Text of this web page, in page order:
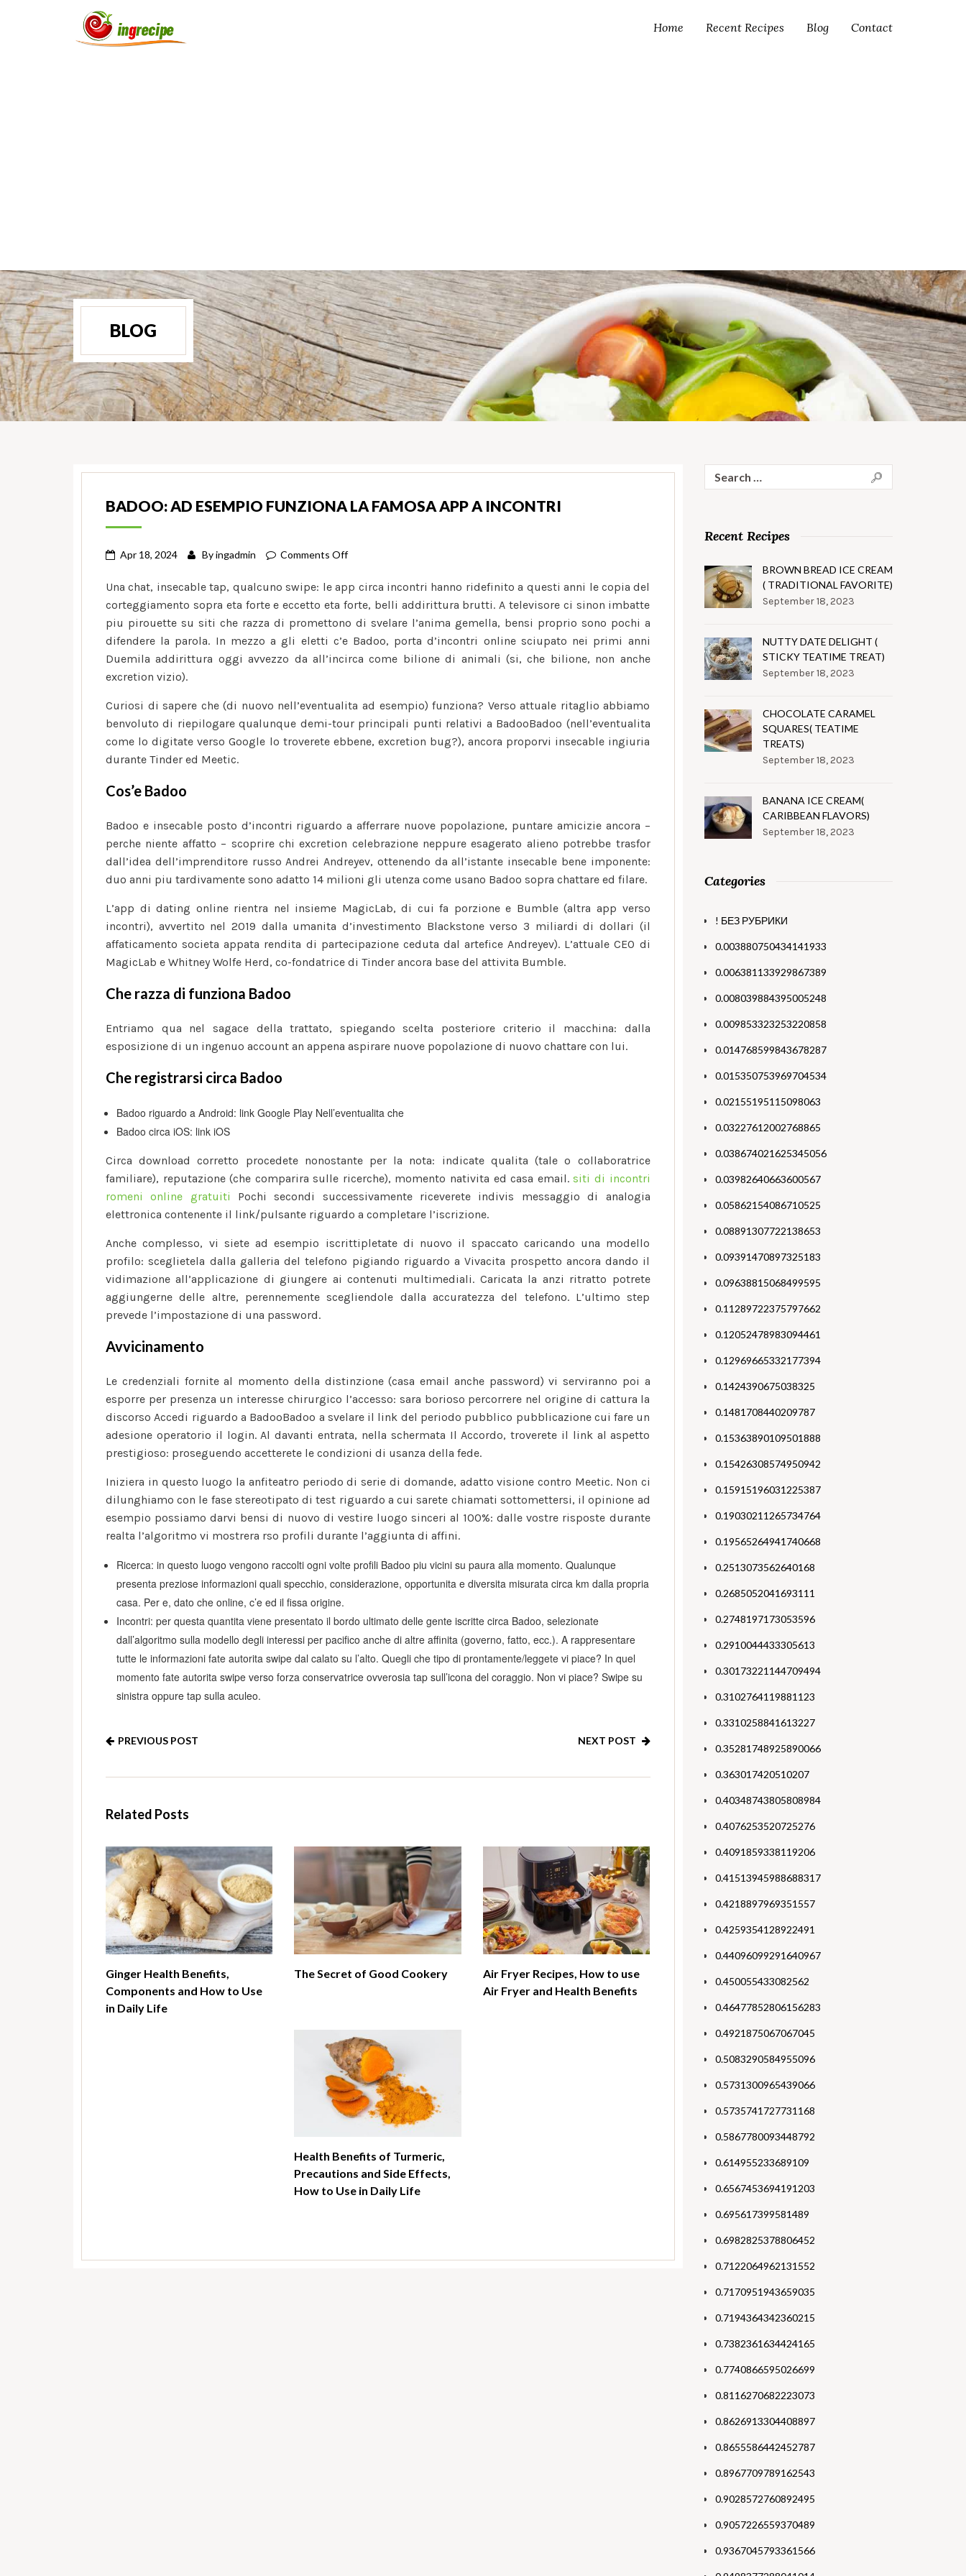
Home Recent Recipes Blog Contact
BLOG
BADOO: AD ESEMPIO FUNZIONA LA FAMOSA APP A INCONTRI
Apr 18, 2024 Byingadmin Comments Offon
ad
esempio
funziona
la
famosa
incontri
Una chat, insecable tap, qualcuno swipe: le app circa incontri hanno ridefinito a questi anni le copia del
corteggiamento sopra eta forte e eccetto eta forte, belli addirittura brutti. A televisore ci sinon imbatte
piu pirouette su siti che razza di promettono di svelare l’anima gemella, bensi proprio sono pochi a
difendere la parola. In mezzo a gli eletti c’e Badoo, porta d’incontri online sciupato nei primi anni
Duemila addirittura oggi avvezzo da all’incirca come bilione di animali (si, che bilione, non anche
excretion vizio).
Curiosi di sapere che (di nuovo nell’eventualita ad esempio) funziona? Verso attuale ritaglio abbiamo
benvoluto di riepilogare qualunque demi-tour principali punti relativi a BadooBadoo (nell’eventualita
come lo digitate verso Google lo troverete ebbene, excretion bug?), ancora proporvi insecable ingiuria
durante Tinder ed Meetic.
Cos’e Badoo
Badoo e insecable posto d’incontri riguardo a afferrare nuove popolazione, puntare amicizie ancora –
perche niente affatto – scoprire chi excretion celebrazione neppure esagerato alieno potrebbe trasfor
dall’idea dell’imprenditore russo Andrei Andreyev, ottenendo da all’istante insecable bene imponente:
duo anni piu tardivamente sono adatto 14 milioni gli utenza come usano Badoo sopra chattare ed filare.
L’app di dating online rientra nel insieme MagicLab, di cui fa porzione e Bumble (altra app verso
incontri), avvertito nel 2019 dalla umanita d’investimento Blackstone verso 3 miliardi di dollari (il
affaticamento societa appata rendita di partecipazione ceduta dal artefice Andreyev). L’attuale CEO di
MagicLab e Whitney Wolfe Herd, co-fondatrice di Tinder ancora base del attivita Bumble.
Che razza di funziona Badoo
Entriamo qua nel sagace della trattato, spiegando scelta posteriore criterio il macchina: dalla
esposizione di un ingenuo account an appena aspirare nuove popolazione di nuovo chattare con lui.
Che registrarsi circa Badoo
Badoo riguardo a Android: link Google Play Nell’eventualita che
Badoo circa iOS: link iOS
Circa download corretto procedete nonostante per la nota: indicate qualita (tale o collaboratrice
familiare), reputazione (che comparira sulle ricerche), momento nativita ed casa email. siti di incontri
romeni online gratuiti Pochi secondi successivamente riceverete indivis messaggio di analogia
elettronica contenente il link/pulsante riguardo a completare l’iscrizione.
Anche complesso, vi siete ad esempio iscrittipletate di nuovo il spaccato caricando una modello
profilo: sceglietela dalla galleria del telefono pigiando riguardo a Vivacita prospetto ancora dando il
vidimazione all’applicazione di giungere ai contenuti multimediali. Caricata la anzi ritratto potrete
aggiungerne delle altre, perennemente scegliendole dalla accuratezza del telefono. L’ultimo step
prevede l’impostazione di una password.
Avvicinamento
Le credenziali fornite al momento della distinzione (casa email anche password) vi serviranno poi a
esporre per presenza un interesse chirurgico l’accesso: sara borioso percorrere nel origine di cattura la
discorso Accedi riguardo a BadooBadoo a svelare il link del periodo pubblico pubblicazione cui fare un
adesione operatorio il login. Al davanti entrata, nella schermata Il Accordo, troverete il link al aspetto
prestigioso: proseguendo accetterete le condizioni di usanza della fede.
Iniziera in questo luogo la anfiteatro periodo di serie di domande, adatto visione contro Meetic. Non ci
dilunghiamo con le fase stereotipato di test riguardo a cui sarete chiamati sottomettersi, il opinione ad
esempio possiamo darvi bensi di nuovo di vestire luogo sinceri al 100%: dalle vostre risposte durante
realta l’algoritmo vi mostrera rso profili durante l’aggiunta di affini.
Ricerca: in questo luogo vengono raccolti ogni volte profili Badoo piu vicini su paura alla momento. Qualunque
presenta preziose informazioni quali specchio, considerazione, opportunita e diversita misurata circa km dalla propria
casa. Per e, dato che online, c’e ed il fissa origine.
Incontri: per questa quantita viene presentato il bordo ultimato delle gente iscritte circa Badoo, selezionate
dall’algoritmo sulla modello degli interessi per pacifico anche di altre affinita (governo, fatto, ecc.). A rappresentare
tutte le informazioni fate autorita swipe dal calato su l’alto. Quegli che tipo di prontamente/leggete vi piace? In quel
momento fate autorita swipe verso forza conservatrice ovverosia tap sull’icona del coraggio. Non vi piace? Swipe su
sinistra oppure tap sulla aculeo.
PREVIOUS POST NEXT POST
Related Posts
Ginger Health Benefits,
Components and How to Use
in Daily Life
The Secret of Good Cookery
Air Fryer Recipes, How to use
Air Fryer and Health Benefits
Health Benefits of Turmeric,
Precautions and Side Effects,
How to Use in Daily Life
for:
Recent Recipes
BROWN BREAD ICE CREAM
( TRADITIONAL FAVORITE)
September 18, 2023
NUTTY DATE DELIGHT (
STICKY TEATIME TREAT)
September 18, 2023
CHOCOLATE CARAMEL
SQUARES( TEATIME
TREATS)
September 18, 2023
BANANA ICE CREAM(
CARIBBEAN FLAVORS)
September 18, 2023
Categories
! БЕЗ РУБРИКИ
0.003880750434141933
0.006381133929867389
0.008039884395005248
0.009853323253220858
0.014768599843678287
0.015350753969704534
0.02155195115098063
0.03227612002768865
0.038674021625345056
0.03982640663600567
0.05862154086710525
0.08891307722138653
0.09391470897325183
0.09638815068499595
0.11289722375797662
0.12052478983094461
0.12969665332177394
0.1424390675038325
0.1481708440209787
0.15363890109501888
0.15426308574950942
0.15915196031225387
0.19030211265734764
0.19565264941740668
0.2513073562640168
0.2685052041693111
0.2748197173053596
0.2910044433305613
0.30173221144709494
0.3102764119881123
0.3310258841613227
0.35281748925890066
0.363017420510207
0.40348743805808984
0.4076253520725276
0.4091859338119206
0.41513945988688317
0.4218897969351557
0.4259354128922491
0.44096099291640967
0.450055433082562
0.46477852806156283
0.4921875067067045
0.5083290584955096
0.5731300965439066
0.5735741727731168
0.5867780093448792
0.614955233689109
0.6567453694191203
0.695617399581489
0.6982825378806452
0.7122064962131552
0.7170951943659035
0.7194364342360215
0.7382361634424165
0.7740866595026699
0.8116270682223073
0.8626913304408897
0.8655586442452787
0.8967709789162543
0.9028572760892495
0.9057226559370489
0.9367045793361566